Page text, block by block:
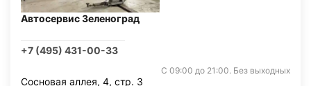
Автосервис Зеленоград
+7 (495) 431-00-33
С 09:00 до 21:00. Без выходных
Сосновая аллея, 4, стр. 3